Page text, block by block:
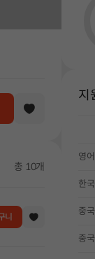
총 10개
니
지
영어
한
중
중